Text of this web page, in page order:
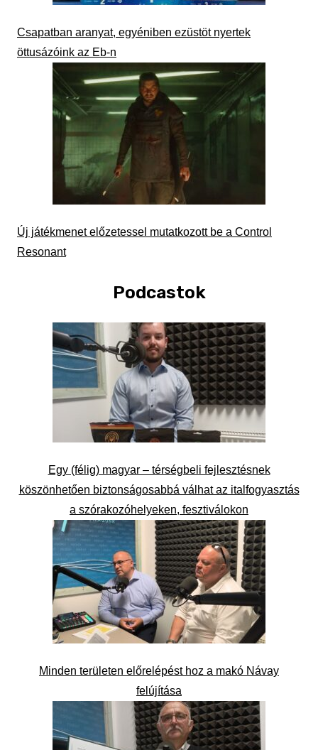
Csapatban aranyat, egyéniben ezüstöt nyertek
öttusázóink az Eb-n
Új játékmenet előzetessel mutatkozott be a Control
Resonant
Podcastok
Egy (félig) magyar – térségbeli fejlesztésnek
köszönhetően biztonságosabbá válhat az italfogyasztás
a szórakozóhelyeken, fesztiválokon
Minden területen előrelépést hoz a makó Návay
felújítása